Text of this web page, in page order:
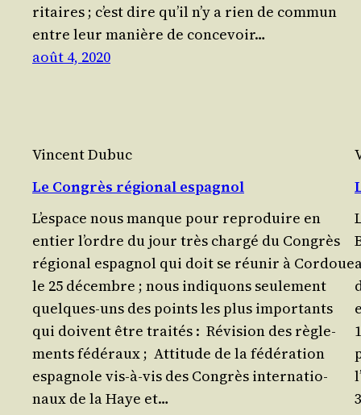
ri­taires ; c’est dire qu’il n’y a rien de com­mun
entre leur manière de conce­voir…
août 4, 2020
Vincent Dubuc
Le Congrès régional espagnol
L’espace nous manque pour repro­duire en
entier l’ordre du jour très char­gé du Congrès
régio­nal espa­gnol qui doit se réunir à Cor­doue
le 25 décembre ; nous indi­quons seule­ment
quelques-uns des points les plus impor­tants
qui doivent être traités : Révi­sion des règle­
ments fédéraux ; Atti­tude de la fédé­ra­tion
espa­gnole vis-à-vis des Congrès inter­na­tio­
naux de la Haye et…